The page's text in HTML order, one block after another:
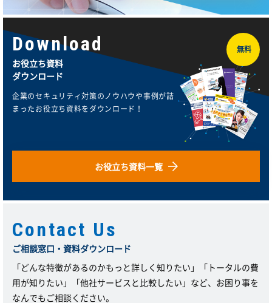
無料
Download
お役立ち資料
ダウンロード
企業のセキュリティ対策のノウハウや事例が詰
まったお役立ち資料をダウンロード！
お役立ち資料一覧
Contact Us
ご相談窓口・資料ダウンロード
「どんな特徴があるのかもっと詳しく知りたい」「トータルの費
用が知りたい」「他社サービスと比較したい」など、お困り事を
なんでもご相談ください。